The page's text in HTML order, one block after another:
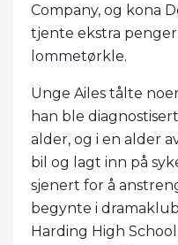
Company, og kona
tjente ekstra
lommetørkle.
Unge Ailes tålte
han ble
alder, og i en alder
bil og lagt inn på
sjenert for å
begynte i
Harding High